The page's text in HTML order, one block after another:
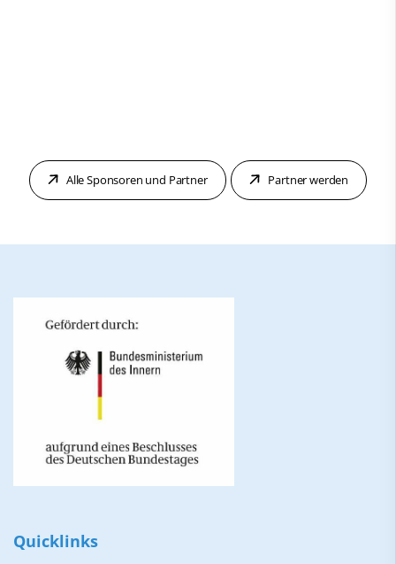
Alle Sponsoren und Partner Partner werden
Quicklinks